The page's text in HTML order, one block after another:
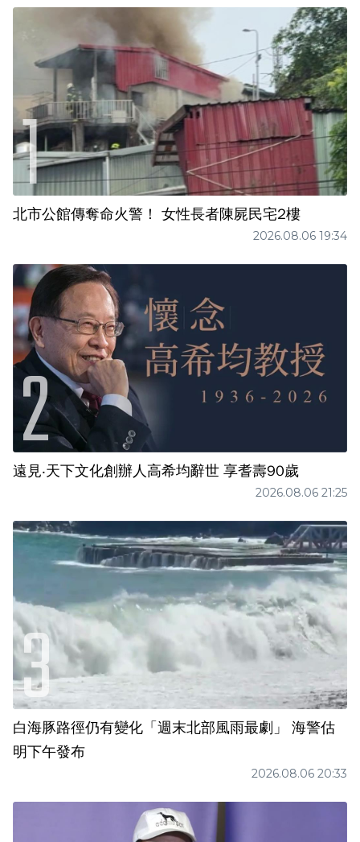
北市公館傳奪命火警！ 女性長者陳屍民宅2樓
2026.08.06 19:34
遠見‧天下文化創辦人高希均辭世 享耆壽90歲
2026.08.06 21:25
白海豚路徑仍有變化「週末北部風雨最劇」 海警估
明下午發布
2026.08.06 20:33